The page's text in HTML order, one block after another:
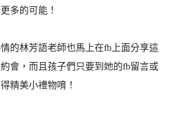
多的可能！
的林芳語老師也馬上在fb上面分享這
會，而且孩子們只要到她的fb留言或
精美小禮物唷！